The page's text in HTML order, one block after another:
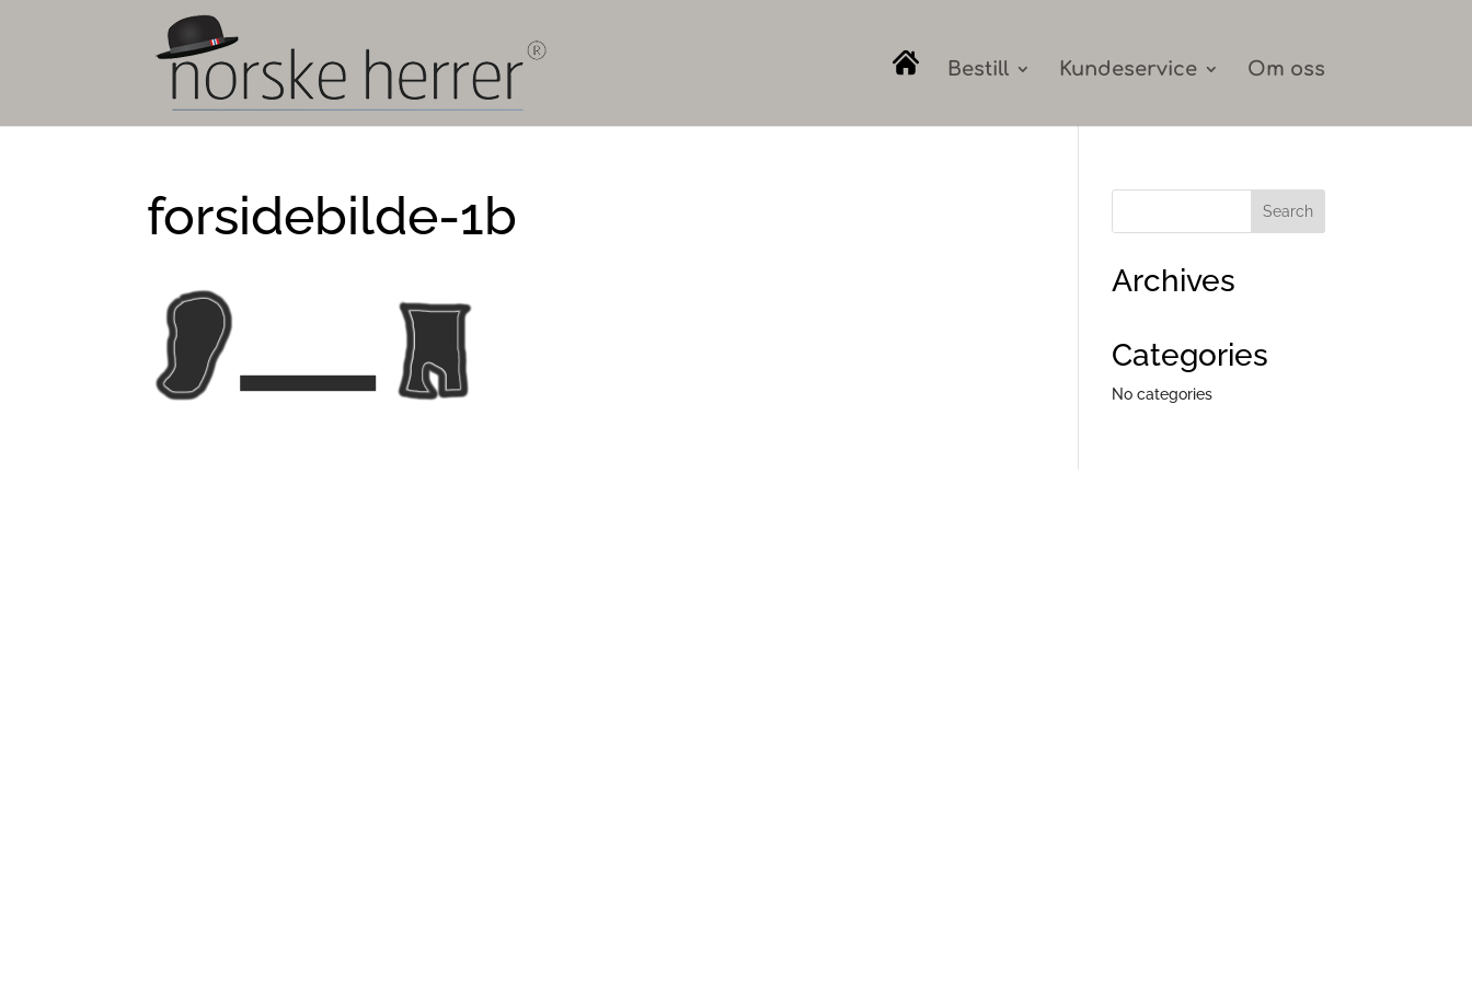
Bestill Kundeservice Om oss
forsidebilde-1b
Archives
Categories
No categories